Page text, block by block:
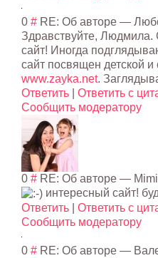
0 # RE: Об авторе —
Здравствуйте, Людмила.
сайт! Иногда
сайт посвящен детской
www.zayka.net.
Ответить
Ответить с
Сообщить модератору
0 # RE: Об авторе —
интересный сайт!
Ответить
Ответить с
Сообщить модератору
0 # RE: Об авторе —